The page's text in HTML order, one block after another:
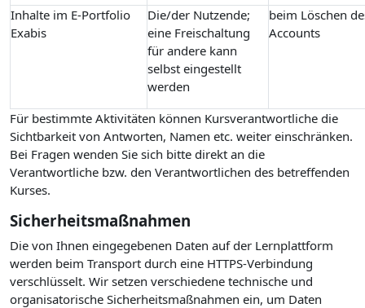
Inhalte im E-Portfolio
Exabis
Die/der Nutzende;
eine Freischaltung
für andere kann
selbst eingestellt
werden
beim Löschen
Accounts
Für bestimmte Aktivitäten können Kursverantwortliche die
Sichtbarkeit von Antworten, Namen etc. weiter einschränken.
Bei Fragen wenden Sie sich bitte direkt an die
Verantwortliche bzw. den Verantwortlichen des betreffenden
Kurses.
Sicherheitsmaßnahmen
Die von Ihnen eingegebenen Daten auf der Lernplattform
werden beim Transport durch eine HTTPS-Verbindung
verschlüsselt. Wir setzen verschiedene technische und
organisatorische Sicherheitsmaßnahmen ein, um Daten